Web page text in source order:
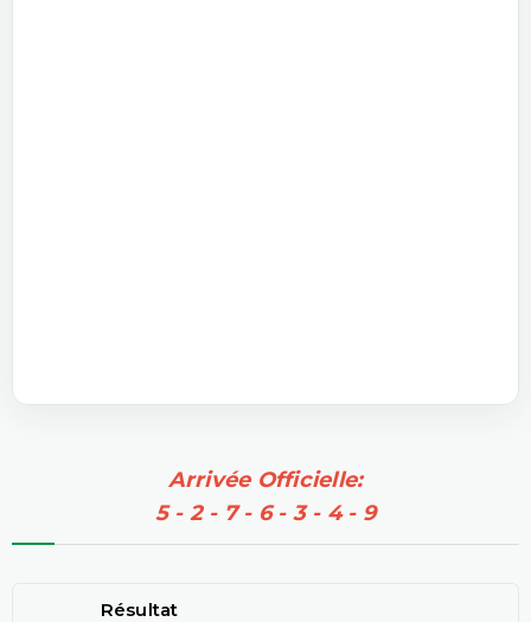
Arrivée Officielle:
5 - 2 - 7 - 6 - 3 - 4 - 9
Résultat